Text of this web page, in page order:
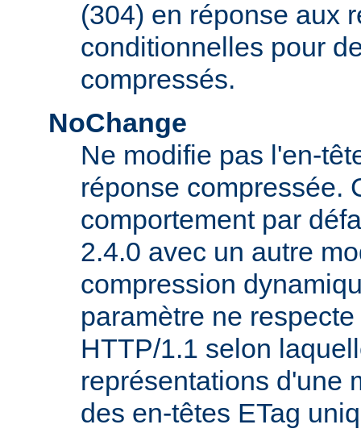
(304) en réponse aux
conditionnelles pour
compressés.
NoChange
Ne modifie pas l'en-
réponse compressée.
comportement par
2.4.0 avec un autre
compression
paramètre ne
HTTP/1.1 selon
représentations d'une
des en-têtes ETag